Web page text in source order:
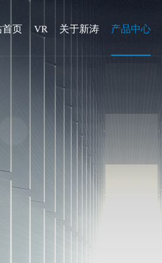
首页 VR 关于新涛 产品中心